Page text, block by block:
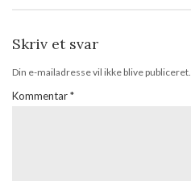
Skriv et svar
Din e-mailadresse vil ikke blive publiceret.
Kommentar*